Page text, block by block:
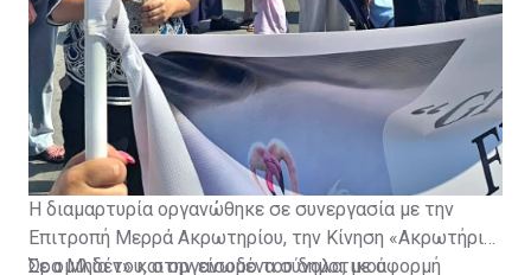
Η διαμαρτυρία οργανώθηκε σε συνεργασία με την
Επιτροπή Μερρά Ακρωτηρίου, την Κίνηση «Ακρωτήρι
Ώρα Μηδέν» και οργανωμένα σύνολα, με αφορμή
Σε ομιλία του, στην είσοδο του δημοτικού